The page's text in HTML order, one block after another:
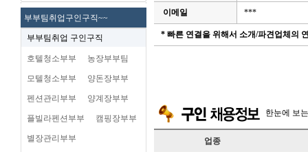
부부팀취업구인구직~~
부부팀취업 구인구직
호텔청소부부 농장부부팀
모텔청소부부 양돈장부부
펜션관리부부 양계장부부
플빌라펜션부부 캠핑장부부
별장관리부부
이메일 ***
* 빠른 연결을 위해서 소개/파견업체의
한눈에 보
업종